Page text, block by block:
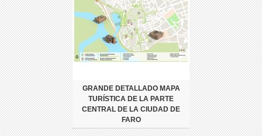
GRANDE DETALLADO MAPA
TURÍSTICA DE LA PARTE
CENTRAL DE LA CIUDAD DE
FARO